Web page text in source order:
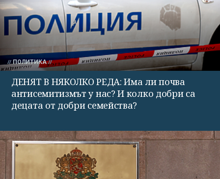
ПОЛИТИКА
ДЕНЯТ В НЯКОЛКО РЕДА: Има ли почва
антисемитизмът у нас? И колко добри са
децата от добри семейства?